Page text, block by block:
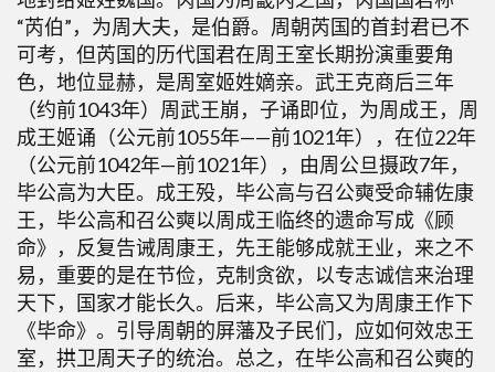
“芮伯”，为周大夫，是伯爵。周朝芮国的首封君已不
可考，但芮国的历代国君在周王室长期扮演重要角
色，地位显赫，是周室姬姓嫡亲。武王克商后三年
（约前1043年）周武王崩，子诵即位，为周成王，周
成王姬诵（公元前1055年——前1021年），在位22年
（公元前1042年—前1021年），由周公旦摄政7年，
毕公高为大臣。成王殁，毕公高与召公奭受命辅佐康
王，毕公高和召公奭以周成王临终的遗命写成《顾
命》，反复告诫周康王，先王能够成就王业，来之不
易，重要的是在节俭，克制贪欲，以专志诚信来治理
天下，国家才能长久。后来，毕公高又为周康王作下
《毕命》。引导周朝的屏藩及子民们，应如何效忠王
室，拱卫周天子的统治。总之，在毕公高和召公奭的